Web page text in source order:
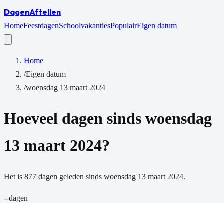
DagenAftellen
HomeFeestdagenSchoolvakantiesPopulairEigen datum
Home
/Eigen datum
/woensdag 13 maart 2024
Hoeveel dagen sinds woensdag
13 maart 2024?
Het is 877 dagen geleden sinds woensdag 13 maart 2024.
--dagen